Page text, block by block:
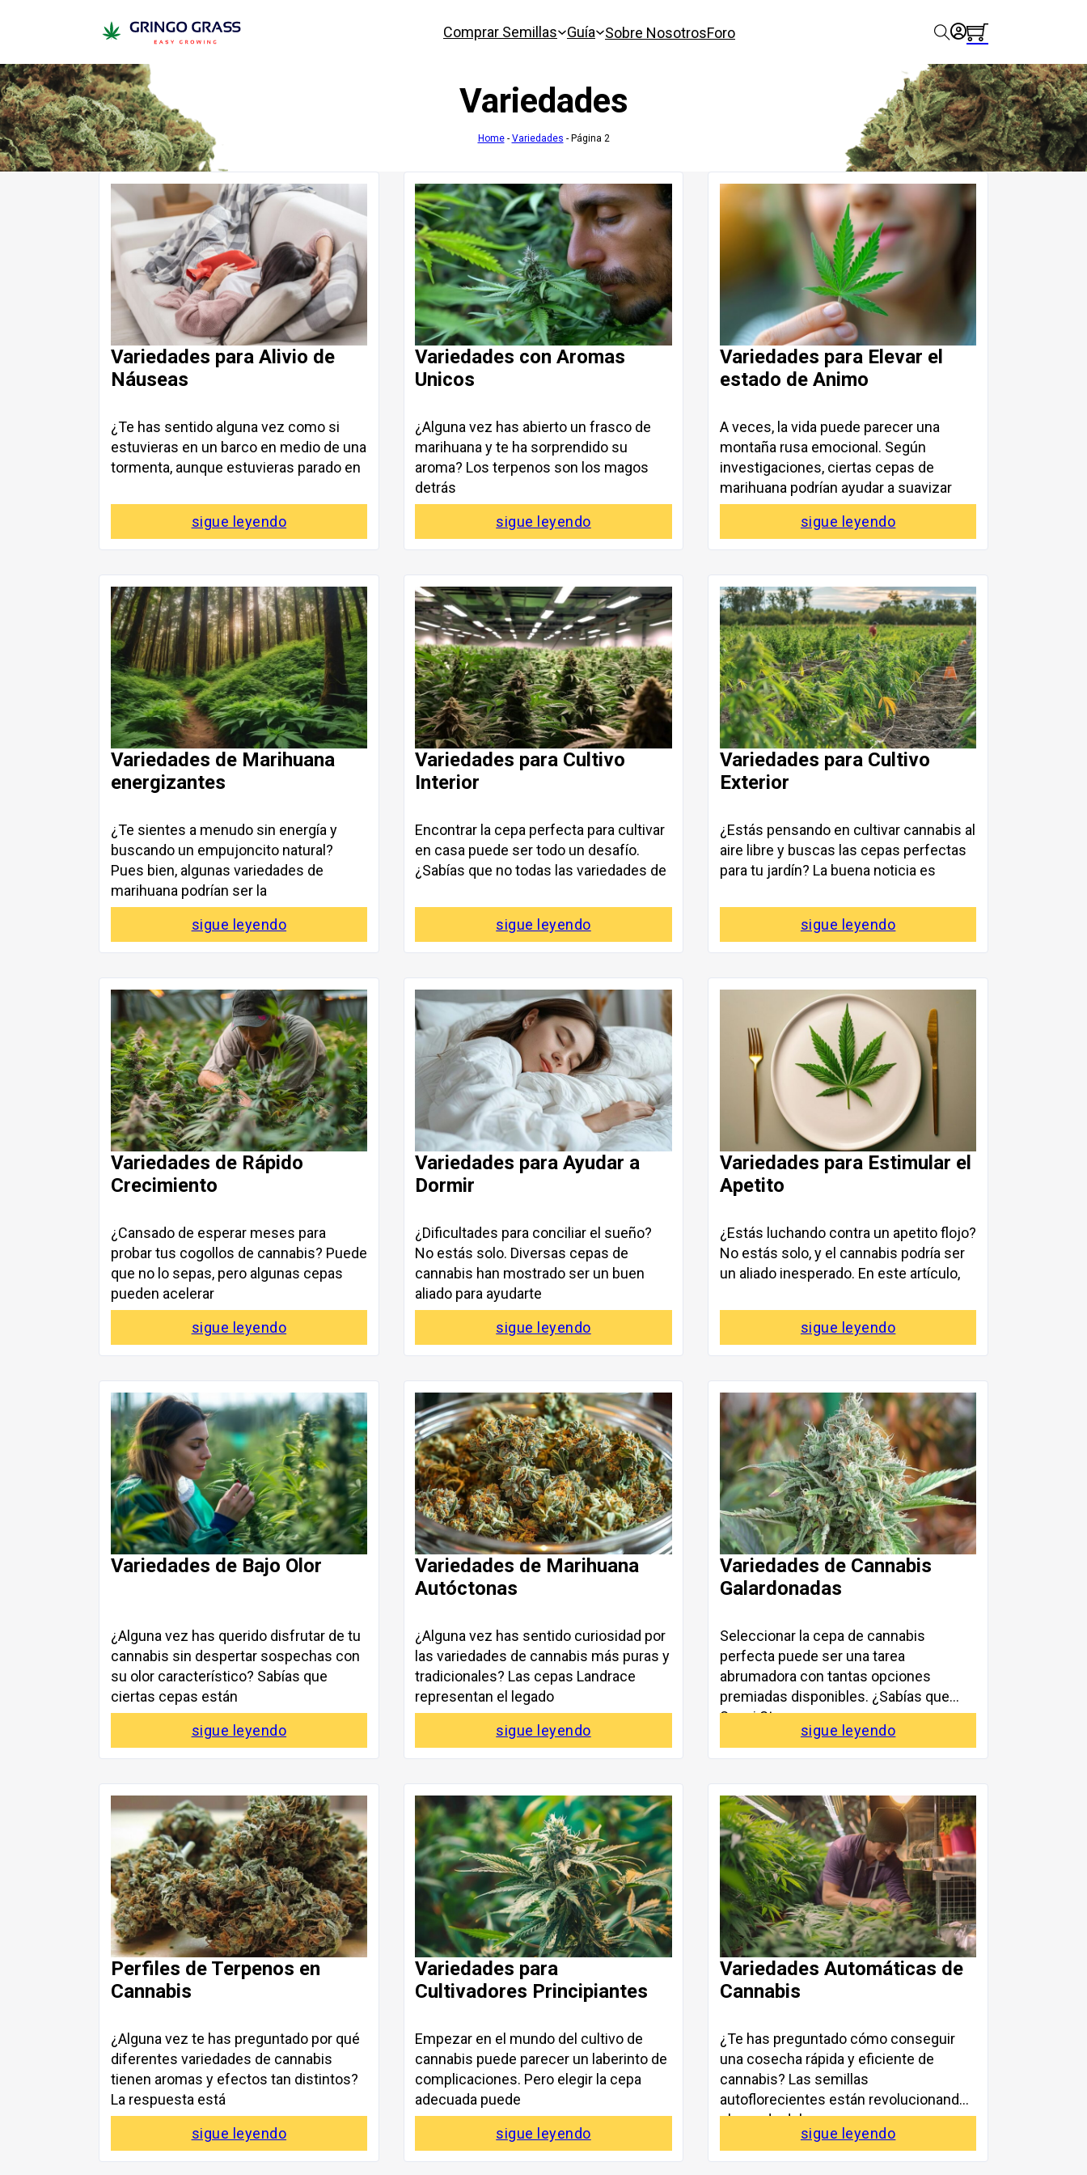
Comprar Semillas Guía Sobre NosotrosForo
Variedades
Home- Variedades - Página 2
Variedades para Alivio de
Náuseas
¿Te has sentido alguna vez como si
estuvieras en un barco en medio de una
tormenta, aunque estuvieras parado en
sigue leyendo
Variedades con Aromas
Unicos
¿Alguna vez has abierto un frasco de
marihuana y te ha sorprendido su
aroma? Los terpenos son los magos
detrás
sigue leyendo
Variedades para Elevar el
estado de Animo
A veces, la vida puede parecer una
montaña rusa emocional. Según
investigaciones, ciertas cepas de
marihuana podrían ayudar a suavizar
sigue leyendo
Variedades de Marihuana
energizantes
¿Te sientes a menudo sin energía y
buscando un empujoncito natural?
Pues bien, algunas variedades de
marihuana podrían ser la
sigue leyendo
Variedades para Cultivo
Interior
Encontrar la cepa perfecta para cultivar
en casa puede ser todo un desafío.
¿Sabías que no todas las variedades de
sigue leyendo
Variedades para Cultivo
Exterior
¿Estás pensando en cultivar cannabis al
aire libre y buscas las cepas perfectas
para tu jardín? La buena noticia es
sigue leyendo
Variedades de Rápido
Crecimiento
¿Cansado de esperar meses para
probar tus cogollos de cannabis? Puede
que no lo sepas, pero algunas cepas
pueden acelerar
sigue leyendo
Variedades para Ayudar a
Dormir
¿Dificultades para conciliar el sueño?
No estás solo. Diversas cepas de
cannabis han mostrado ser un buen
aliado para ayudarte
sigue leyendo
Variedades para Estimular el
Apetito
¿Estás luchando contra un apetito flojo?
No estás solo, y el cannabis podría ser
un aliado inesperado. En este artículo,
sigue leyendo
Variedades de Bajo Olor
¿Alguna vez has querido disfrutar de tu
cannabis sin despertar sospechas con
su olor característico? Sabías que
ciertas cepas están
sigue leyendo
Variedades de Marihuana
Autóctonas
¿Alguna vez has sentido curiosidad por
las variedades de cannabis más puras y
tradicionales? Las cepas Landrace
representan el legado
sigue leyendo
Variedades de Cannabis
Galardonadas
Seleccionar la cepa de cannabis
perfecta puede ser una tarea
abrumadora con tantas opciones
premiadas disponibles. ¿Sabías que
Sensi Star
sigue leyendo
Perfiles de Terpenos en
Cannabis
¿Alguna vez te has preguntado por qué
diferentes variedades de cannabis
tienen aromas y efectos tan distintos?
La respuesta está
sigue leyendo
Variedades para
Cultivadores Principiantes
Empezar en el mundo del cultivo de
cannabis puede parecer un laberinto de
complicaciones. Pero elegir la cepa
adecuada puede
sigue leyendo
Variedades Automáticas de
Cannabis
¿Te has preguntado cómo conseguir
una cosecha rápida y eficiente de
cannabis? Las semillas
autoflorecientes están revolucionando
el mundo del
sigue leyendo